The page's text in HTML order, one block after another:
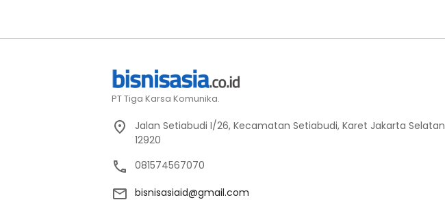
PT Tiga Karsa Komunika.
Jalan Setiabudi I/26, Kecamatan Setiabudi, Karet Jakarta Selatan
12920
081574567070
bisnisasiaid@gmail.com